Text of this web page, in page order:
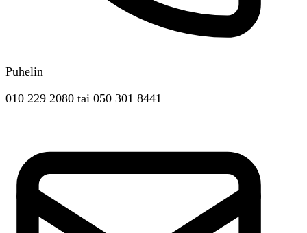
Puhelin
010 229 2080 tai 050 301 8441